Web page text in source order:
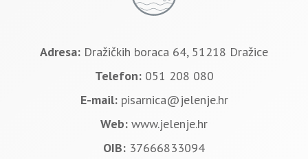
Adresa: Dražičkih boraca 64, 51218 Dražice
Telefon: 051 208 080
E-mail: pisarnica@jelenje.hr
Web: www.jelenje.hr
OIB: 37666833094